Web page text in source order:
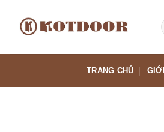
dung
TRANG CHỦ